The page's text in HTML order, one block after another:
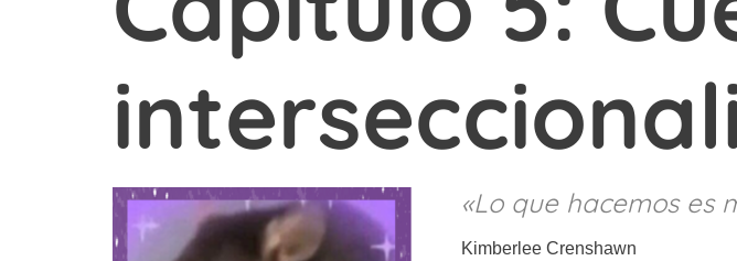
«Lo que hacemos es
Kimberlee Crenshawn